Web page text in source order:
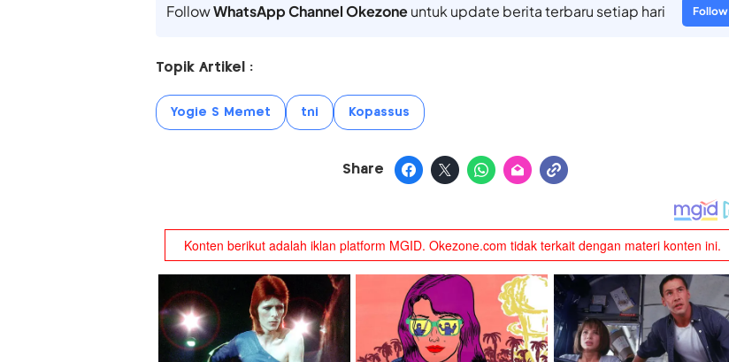
FollowWhatsApp Channel Okezoneuntuk update berita terbaru setiap hari Follow
Topik Artikel :
Yogie S Memet tni Kopassus
Share